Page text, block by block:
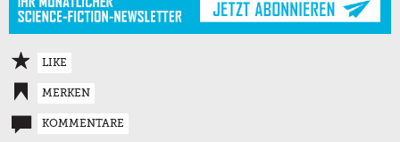
LIKE
MERKEN
KOMMENTARE